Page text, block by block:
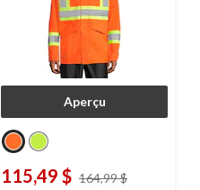
Aperçu
115,49 $ 164,99 $